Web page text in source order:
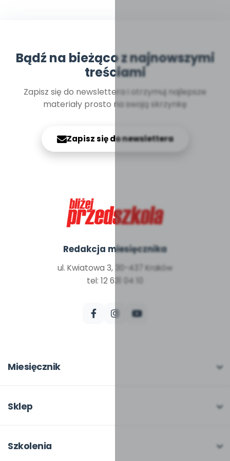
Bądź na bieżąco z najnowszymi
treściami
Zapisz się do newslettera i otrzymuj najlepsze
materiały prosto na swoją skrzynkę
Zapisz się do newslettera
Redakcja miesięcznika
ul. Kwiatowa 3, 30-437 Kraków
tel: 12 631 04 10
Miesięcznik
W numerze
Pomoce dydaktyczne
Sklep
Moje zakupy
Szkolenia